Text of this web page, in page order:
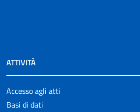
ATTIVITÀ
Accesso agli atti
Basi di dati